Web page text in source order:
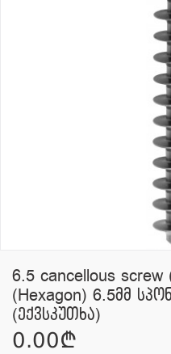
6.5 cancellous screw
(Hexagon) 6.5მმ
(ექვსკუთხა)
0.00¢